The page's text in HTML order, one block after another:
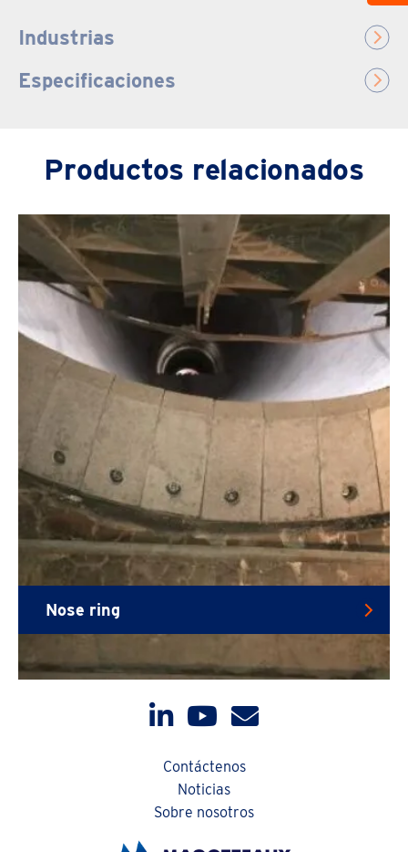
Industrias
Especificaciones
Productos relacionados
Nose ring
Contáctenos
Noticias
Sobre nosotros